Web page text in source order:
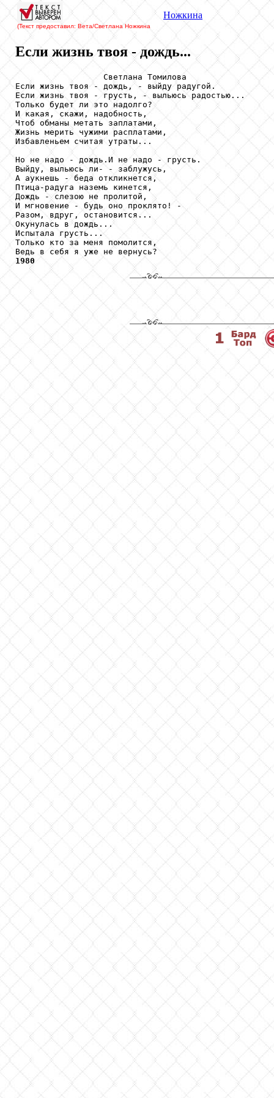
(Текст предоставил: Вета/Светлана Ножкина
Ножкина
Если жизнь твоя - дождь...
                  Светлана Томилова
Если жизнь твоя - дождь, - выйду радугой.
Если жизнь твоя - грусть, - выльюсь радостью...
Только будет ли это надолго?
И какая, скажи, надобность,
Чтоб обманы метать заплатами,
Жизнь мерить чужими расплатами,
Избавленьем считая утраты...
Но не надо - дождь.И не надо - грусть.
Выйду, выльюсь ли- - заблужусь,
А аукнешь - беда откликнется,
Птица-радуга наземь кинется,
Дождь - слезою не пролитой,
И мгновение - будь оно проклято! -
Разом, вдруг, остановится...
Окунулась в дождь...
Испытала грусть...
Только кто за меня помолится,
1980